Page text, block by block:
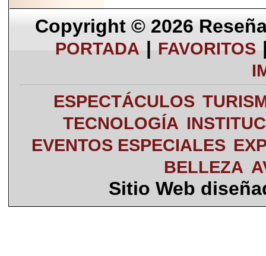
Copyright © 2026
PORTADA | FAVORITOS
ESPECTÁCULOS
TECNOLOGÍA
EVENTOS ESPECIALES
BELLEZA
Sitio Web